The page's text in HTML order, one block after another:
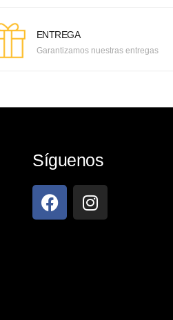
ENTREGA
Garantizamos nuestras entregas
Síguenos